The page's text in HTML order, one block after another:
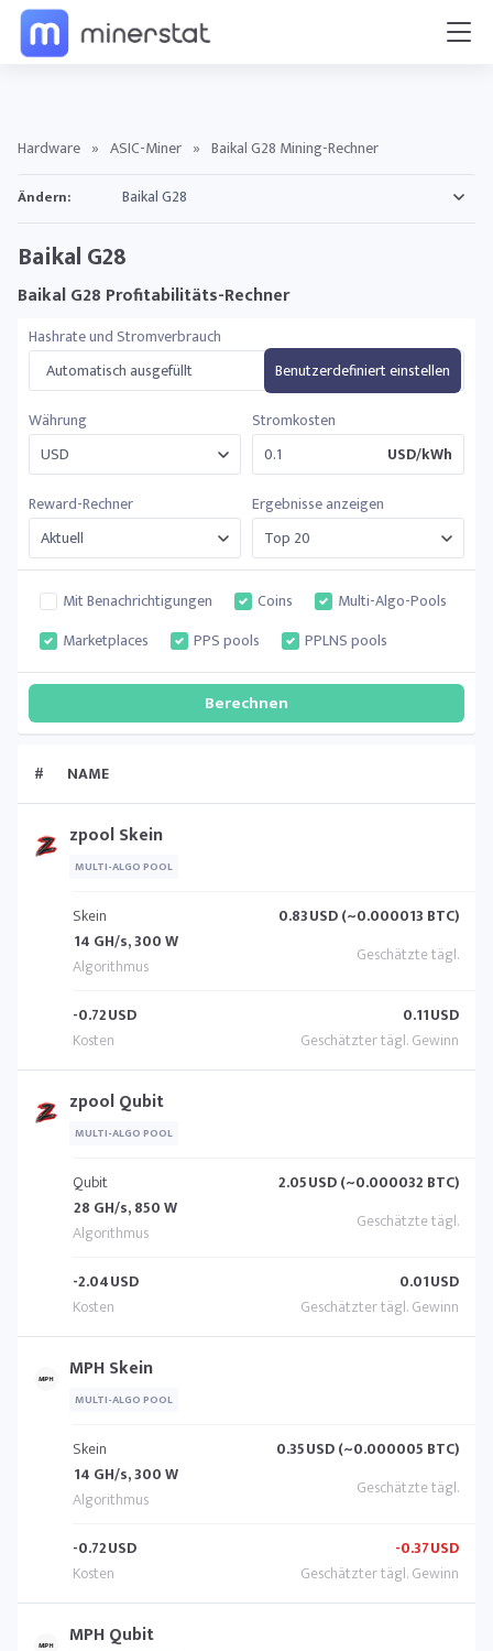
Hardware » ASIC-Miner » Baikal G28 Mining-Rechner
Ändern:
Baikal G28
Baikal G28 Profitabilitäts-Rechner
Hashrate und Stromverbrauch
Automatisch ausgefüllt
Benutzerdefiniert einstellen
Währung
Stromkosten
USD/kWh
Reward-Rechner
Ergebnisse anzeigen
Mit Benachrichtigungen Coins
Multi-Algo-Pools
Marketplaces
PPS pools PPLNS pools
# NAME
zpool Skein
MULTI-ALGO POOL
Skein
14 GH/s, 300 W
0.83USD (~0.000013 BTC)
-0.72USD 0.11USD
zpool Qubit
MULTI-ALGO POOL
Qubit
28 GH/s, 850 W
2.05USD (~0.000032 BTC)
-2.04USD 0.01USD
MPH Skein
MULTI-ALGO POOL
Skein
14 GH/s, 300 W
0.35USD (~0.000005 BTC)
-0.72USD -0.37USD
MPH Qubit